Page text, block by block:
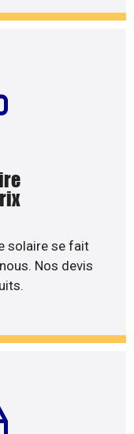
solaire se fait
Nos devis